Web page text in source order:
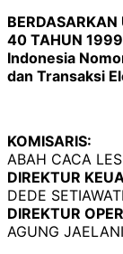
BERDASARKAN
40 TAHUN
Indonesia
dan Transaksi
KOMISARIS:
ABAH CACA
DIREKTUR
DEDE SETIAWATI
DIREKTUR
AGUNG